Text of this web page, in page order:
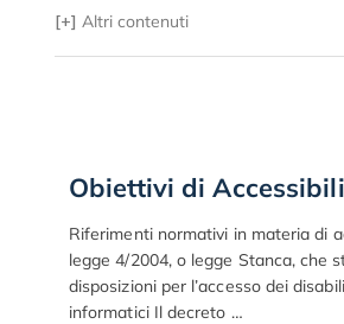
[+] Altri contenuti
Obiettivi di
Riferimenti normativi in materia di
legge 4/2004, o legge Stanca, che
disposizioni per l’accesso dei
informatici Il decreto …